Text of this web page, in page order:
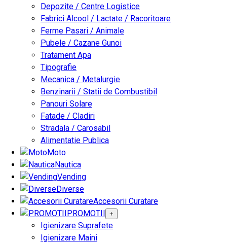
Depozite / Centre Logistice
Fabrici Alcool / Lactate / Racoritoare
Ferme Pasari / Animale
Pubele / Cazane Gunoi
Tratament Apa
Tipografie
Mecanica / Metalurgie
Benzinarii / Statii de Combustibil
Panouri Solare
Fatade / Cladiri
Stradala / Carosabil
Alimentatie Publica
Moto
Nautica
Vending
Diverse
Accesorii Curatare
PROMOTII +
Igienizare Suprafete
Igienizare Maini